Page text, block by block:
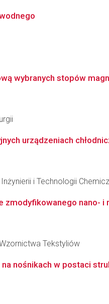
wybranych stopów
urządzeniach
i Technologii
nano-
Tekstyliów
nośnikach w postaci